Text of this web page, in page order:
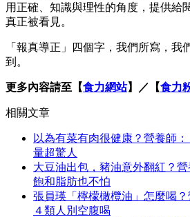
用正確、知識與理性的角度，提供給
真正被看見。
「報真導正」四個字，我們所寫，我
到。
更多內容請至【食力網站】／【食力
相關文章
以為有菜有肉很健康？營養師
量超驚人
大豆油出包，豬油意外翻紅？營
飽和脂肪也不怕
張員瑛「檸檬橄欖油」怎麼喝
４類人別空腹喝